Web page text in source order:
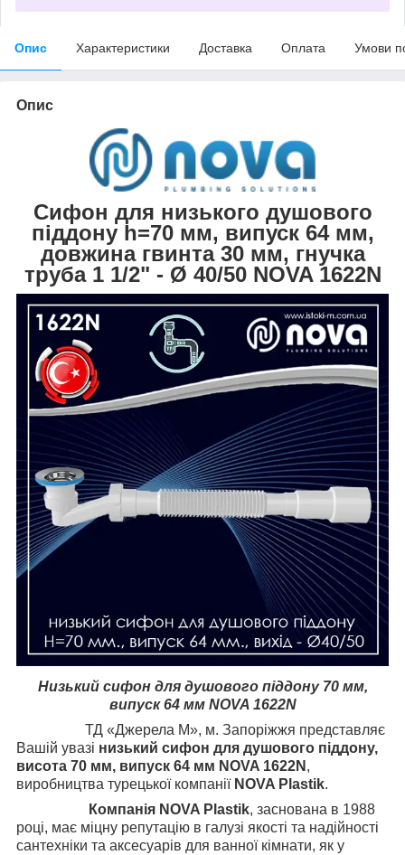
Опис Характеристики Доставка Оплата Умови
Опис
Сифон для низького душового
піддону h=70 мм, випуск 64 мм,
довжина гвинта 30 мм, гнучка
труба 1 1/2" - Ø 40/50 NOVA 1622N
Низький сифон для душового піддону 70 мм,
випуск 64 мм NOVA 1622N
ТД «Джерела M», м. Запоріжжя представляє
Вашій увазі низький сифон для душового піддону,
висота 70 мм, випуск 64 мм NOVA 1622N ,
виробництва турецької компанії NOVA Plastik.
Компанія NOVA Plastik, заснована в 1988
році, має міцну репутацію в галузі якості та надійності
сантехніки та аксесуарів для ванної кімнати, як у